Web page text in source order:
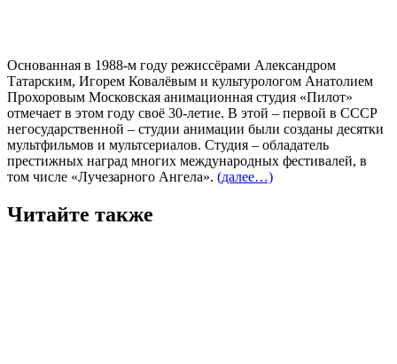
Основанная в 1988-м году режиссёрами Александром
Татарским, Игорем Ковалёвым и культурологом Анатолием
Прохоровым Московская анимационная студия «Пилот»
отмечает в этом году своё 30-летие. В этой – первой в СССР
негосударственной – студии анимации были созданы десятки
мультфильмов и мультсериалов. Студия – обладатель
престижных наград многих международных фестивалей, в
том числе «Лучезарного Ангела». (далее…)
Читайте также